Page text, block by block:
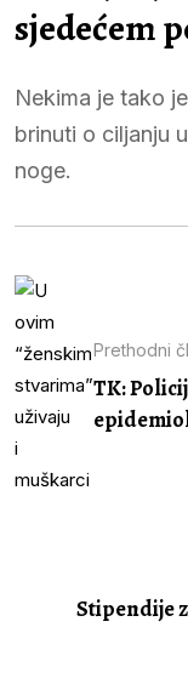
sjedećem
Nekima je tako
brinuti o ciljanju
noge.
Prethodni
TK:
Stipendije